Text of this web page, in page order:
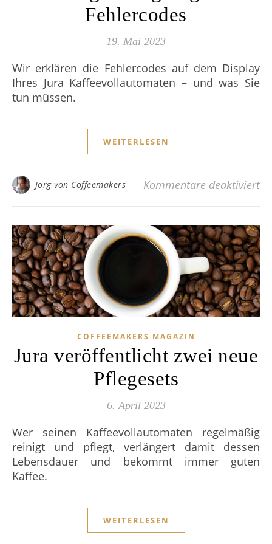
Fehlercodes
19. Mai 2023
Wir erklären die Fehlercodes auf dem Display
Ihres Jura Kaffeevollautomaten – und was Sie
tun müssen.
WEITERLESEN
Jörg von Coffeemakers Kommentare deaktiviert
COFFEEMAKERS MAGAZIN
Jura veröffentlicht zwei neue
Pflegesets
6. April 2023
Wer seinen Kaffeevollautomaten regelmäßig
reinigt und pflegt, verlängert damit dessen
Lebensdauer und bekommt immer guten
Kaffee.
WEITERLESEN